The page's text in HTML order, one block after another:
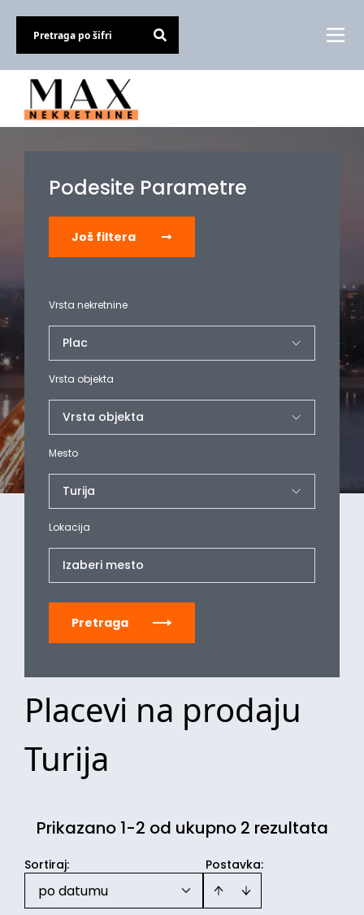
Podesite Parametre
Još filtera
Vrsta nekretnine
Vrsta objekta
Mesto
Lokacija
Izaberi mesto
Pretraga
Placevi na prodaju
Turija
Prikazano 1-2 od ukupno 2 rezultata
Postavka:
Sortiraj:
po datumu